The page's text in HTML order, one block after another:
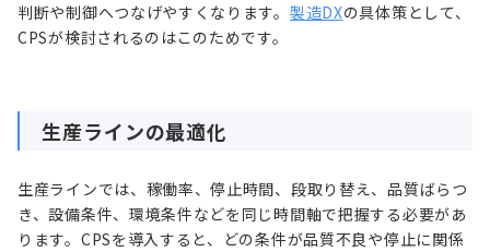
判断や制御へつなげやすくなります。 製造DXの具体策として、
CPSが検討されるのはこのためです。
生産ラインの最適化
生産ラインでは、稼働率、停止時間、段取り替え、品質ばらつ
き、設備条件、環境条件などを同じ時間軸で把握する必要があ
ります。CPSを導入すると、どの条件が品質不良や停止に関係